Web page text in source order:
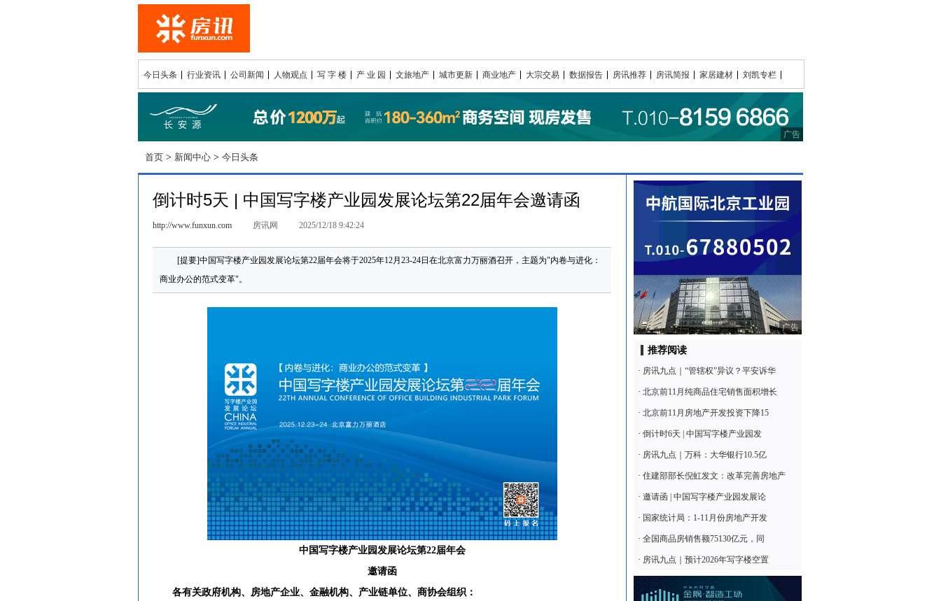
今日头条 行业资讯 公司新闻 人物观点 写 字 楼 产 业 园 文旅地产 城市更新 商业地产 大宗交易 数据报告 房讯推荐 房讯简报 家居建材 刘凯专栏
广告
首页 > 新闻中心 > 今日头条
倒计时5天 | 中国写字楼产业园发展论坛第22届年会邀请函
http://www.funxun.com 房讯网 2025/12/18 9:42:24
[提要]中国写字楼产业园发展论坛第22届年会将于2025年12月23-24日在北京富力万丽酒召开，主题为"内卷与进化：
商业办公的范式变革"。
中国写字楼产业园发展论坛第22届年会
邀请函
各有关政府机构、房地产企业、金融机构、产业链单位、商协会组织：
广告
推荐阅读
· 房讯九点｜“管辖权”异议？平安诉华
· 北京前11月纯商品住宅销售面积增长
· 北京前11月房地产开发投资下降15
· 倒计时6天 | 中国写字楼产业园发
· 房讯九点｜万科：大华银行10.5亿
· 住建部部长倪虹发文：改革完善房地产
· 邀请函 | 中国写字楼产业园发展论
· 国家统计局：1-11月份房地产开发
· 全国商品房销售额75130亿元，同
· 房讯九点｜预计2026年写字楼空置